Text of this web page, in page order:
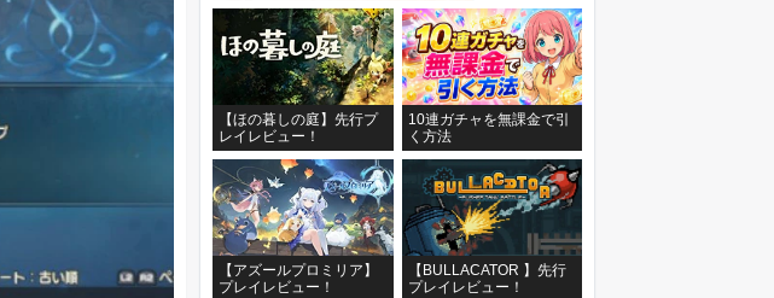
【ほの暮しの庭】先行プ
レイレビュー！
10連ガチャを無課金で引
く方法
【アズールプロミリア】
プレイレビュー！
【BULLACATOR 】先行
プレイレビュー！